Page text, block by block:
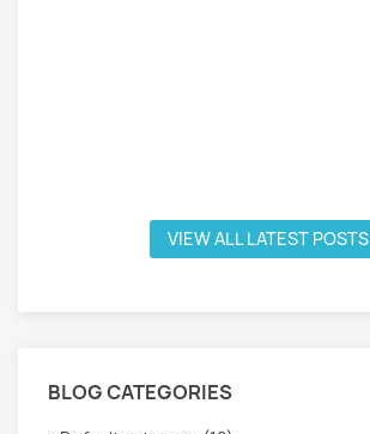
VIEW ALL LATEST POSTS
BLOG CATEGORIES